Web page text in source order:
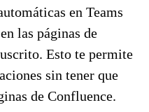
en Teams
las páginas de
Esto te permite
sin tener que
de Confluence.